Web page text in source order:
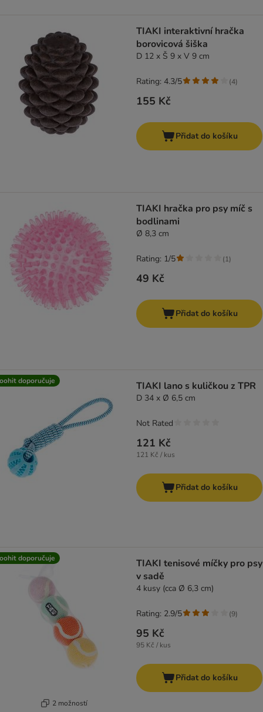
TIAKI interaktivní hračka
borovicová šiška
D 12 x Š 9 x V 9 cm
155 Kč
Rating: 4.3/5 (4)
Přidat do košíku
TIAKI hračka pro psy míč s
bodlinami
Ø 8,3 cm
49 Kč
Rating: 1/5 (1)
Přidat do košíku
doporučuje TIAKI lano s kuličkou z TPR
D 34 x Ø 6,5 cm
121 Kč
121 Kč / kus
Not Rated
Přidat do košíku
doporučuje
2 možností
TIAKI tenisové míčky pro psy
v sadě
4 kusy (cca Ø 6,3 cm)
95 Kč
95 Kč / kus
Rating: 2.9/5 (9)
Přidat do košíku